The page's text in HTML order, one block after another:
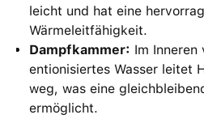
leicht und hat eine
Wärmeleitfähigkeit.
Dampfkammer: Im Inneren
entionisiertes Wasser leitet
weg, was eine
ermöglicht.